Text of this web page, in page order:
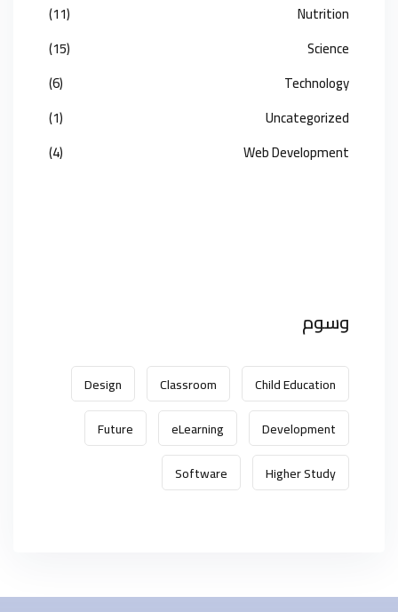
Nutrition
(11)
Science
(15)
Technology
(6)
Uncategorized
(1)
Web Development
(4)
وسوم
Child Education
Classroom
Design
Development
eLearning
Future
Higher Study
Software